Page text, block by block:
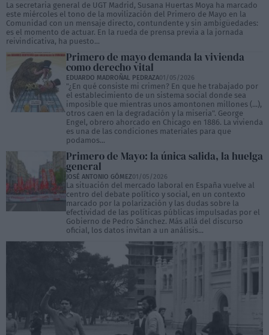
La secretaria general de UGT Madrid, Susana Huertas Moya ha marcado
este miércoles el tono de la movilización del Primero de Mayo en la
Comunidad con un mensaje directo, contundente y sin ambigüedades:
es el momento de actuar. En la rueda de prensa previa a la jornada
reivindicativa, ha puesto...
Primero de mayo demanda la vivienda
como derecho vital
EDUARDO MADROÑAL PEDRAZA01/05/2026
"¿En qué consiste mi crimen? En que he trabajado por
el establecimiento de un sistema social donde sea
imposible que mientras unos amontonen millones (...),
otros caen en la degradación y la miseria". George
Engel, obrero ahorcado en Chicago en 1886. La vivienda
es una de las condiciones materiales para que
podamos...
Primero de Mayo: la única salida, la huelga
general
JOSÉ ANTONIO GÓMEZ01/05/2026
La situación del mercado laboral en España vuelve al
centro del debate político y social, en un contexto
marcado por la polarización y las dudas sobre la
efectividad de las políticas públicas impulsadas por el
Gobierno de Pedro Sánchez. Más allá del discurso
oficial, los datos invitan a un análisis...